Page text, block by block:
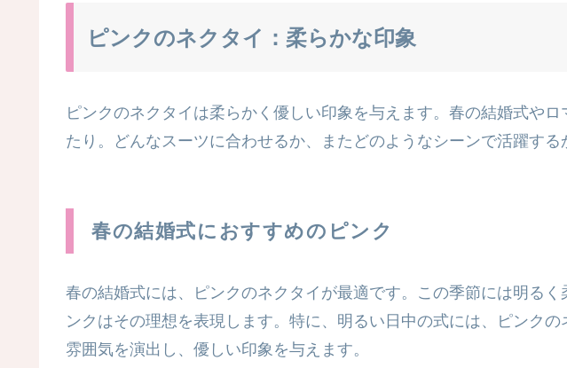
ピンクのネクタイ：柔らかな印象
ピンクのネクタイは柔らかく優しい印象を与えます。春の結婚式や
たり。どんなスーツに合わせるか、またどのようなシーンで活躍する
春の結婚式におすすめのピンク
春の結婚式には、ピンクのネクタイが最適です。この季節には明る
ンクはその理想を表現します。特に、明るい日中の式には、ピンク
雰囲気を演出し、優しい印象を与えます。